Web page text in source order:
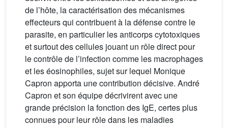
de l’hôte, la caractérisation des mécanismes
effecteurs qui contribuent à la défense contre le
parasite, en particulier les anticorps cytotoxiques
et surtout des cellules jouant un rôle direct pour
le contrôle de l’infection comme les macrophages
et les éosinophiles, sujet sur lequel Monique
Capron apporta une contribution décisive. André
Capron et son équipe décrivirent avec une
grande précision la fonction des IgE, certes plus
connues pour leur rôle dans les maladies